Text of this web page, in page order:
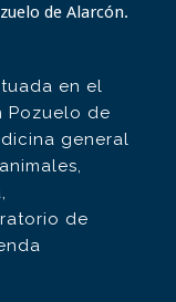
de Alarcón.
en el
Pozuelo de
general
de